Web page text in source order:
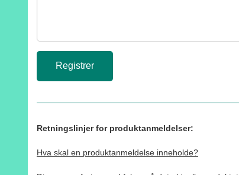
Retningslinjer for produktanmeldelser:
Hva skal en produktanmeldelse inneholde?